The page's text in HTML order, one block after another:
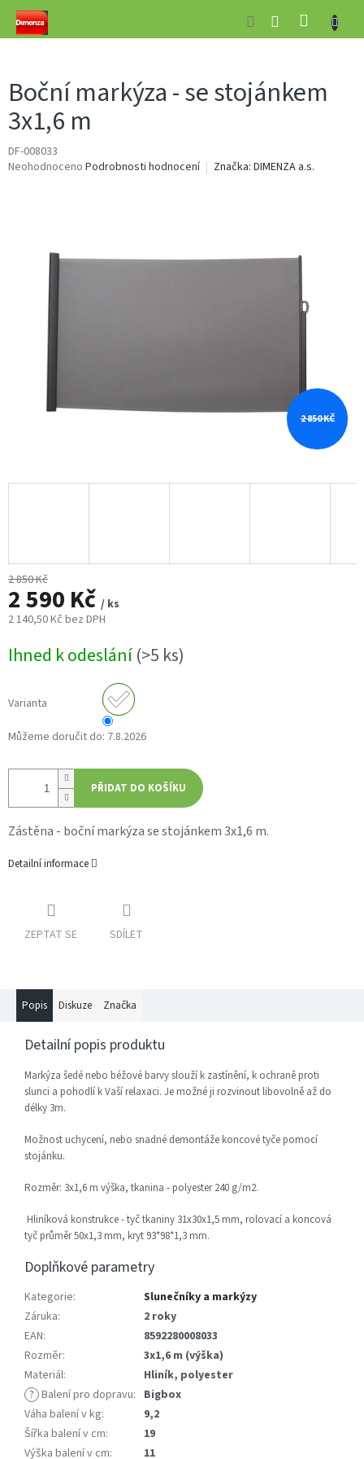
Přejít
obsah
KOŠÍK
Boční markýza - se stojánkem
3x1,6 m
DF-008033
Průměrné
hvězdiček.
Neohodnoceno Podrobnosti hodnocení Značka: DIMENZA a.s.
2 850 KČ
2 850 Kč
2 590 Kč / ks
2 140,50 Kč bez DPH
cena:
Ihned k odeslání(>5 ks)
Varianta
Můžeme doručit do: 7.8.2026
PŘIDAT DO KOŠÍKU
Zástěna - boční markýzase stojánkem 3x1,6 m.
Detailní informace
ZEPTAT SE SDÍLET
Popis Diskuze Značka
Detailní popis produktu
Markýza šedé nebo béžové barvy slouží k zastínění, k ochraně proti
slunci a pohodlí k Vaší relaxaci. Je možné ji rozvinout libovolně až do
délky 3m.
Možnost uchycení, nebo snadné demontáže koncové tyče pomocí
stojánku.
Rozměr: 3x1,6 m výška, tkanina - polyester 240 g/m2.
Hliníková konstrukce - tyč tkaniny 31x30x1,5 mm, rolovací a koncová
tyč průměr 50x1,3 mm, kryt 93*98*1,3 mm.
Doplňkové parametry
Kategorie:
Slunečníky a markýzy
Záruka:
2 roky
EAN:
8592280008033
Rozměr:
3x1,6 m (výška)
Materiál:
Hliník, polyester
? Balení pro dopravu: Bigbox
Váha balení v kg:
9,2
Šířka balení v cm:
19
Výška balení v cm:
11